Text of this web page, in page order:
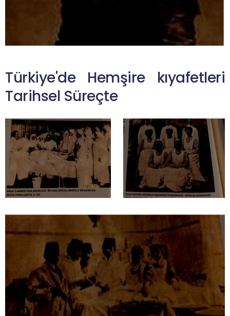
Türkiye'de Hemşire kıyafetleri
Tarihsel Süreçte